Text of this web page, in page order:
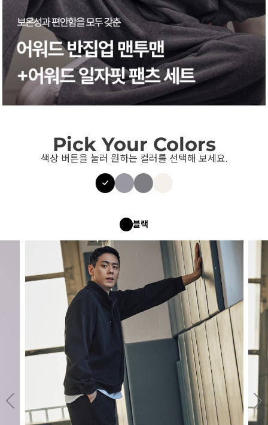
Pick Your Colors
색상 버튼을 눌러 원하는 컬러를 선택해 보세요.
블랙